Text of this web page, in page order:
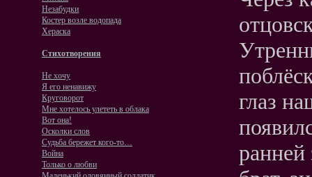
Незабудки
Костер возле водопада
Хераска
Стихотворения
Не хочу
Я его ненавижу
Круговорот
Мне хотелось улететь в облака
Вот она!
Осколки слов
Судьба бережет кого-то…
Война
Только о любви
глаз